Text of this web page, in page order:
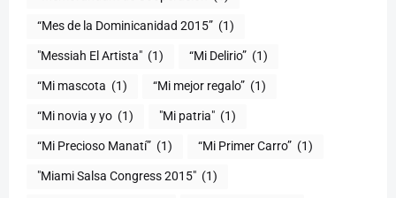
“Mes de la Dominicanidad 2015” (1)
"Messiah El Artista" (1) “Mi Delirio” (1)
“Mi mascota (1) “Mi mejor regalo” (1)
“Mi novia y yo (1) "Mi patria" (1)
“Mi Precioso Manatí” (1) “Mi Primer Carro” (1)
"Miami Salsa Congress 2015" (1)